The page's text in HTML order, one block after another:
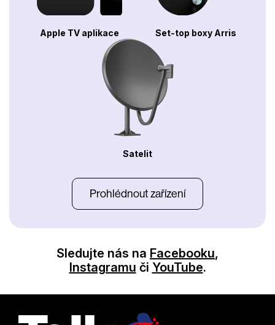
Apple TV aplikace Set-top boxy Arris
Satelit
Prohlédnout zařízení
Sledujte nás na Facebooku,
Instagramu či YouTube.